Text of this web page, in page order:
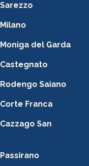
del Garda
Saiano
Franca
San